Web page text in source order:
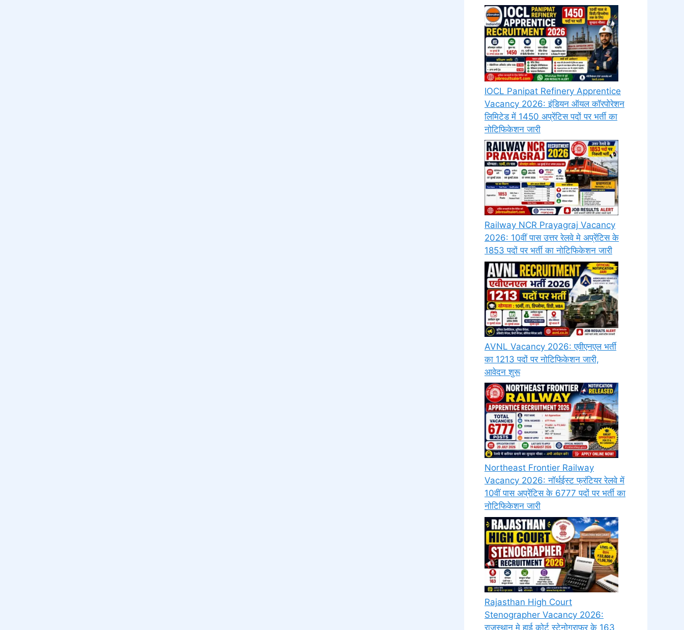
IOCL Panipat Refinery Apprentice
Vacancy 2026: इंडियन ऑयल कॉरपोरेशन
लिमिटेड में 1450 अप्रेंटिस पदों पर भर्ती का
नोटिफिकेशन जारी
Railway NCR Prayagraj Vacancy
2026: 10वीं पास उत्तर रेलवे मे अप्रेंटिस के
1853 पदों पर भर्ती का नोटिफिकेशन जारी
AVNL Vacancy 2026: एवीएनएल भर्ती
का 1213 पदों पर नोटिफिकेशन जारी,
आवेदन शुरू
Northeast Frontier Railway
Vacancy 2026: नॉर्थईस्ट फ्रंटियर रेलवे में
10वीं पास अप्रेंटिस के 6777 पदों पर भर्ती का
नोटिफिकेशन जारी
Rajasthan High Court
Stenographer Vacancy 2026:
राजस्थान मे हाई कोर्ट स्टेनोग्राफर के 163